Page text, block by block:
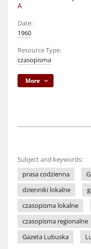
A
Date:
1960
Resource Type:
czasopisma
More
Subject and keywords:
prasa codzienna
dzienniki lokalne
czasopisma lokalne
czasopisma regionalne
Gazeta Lubuska